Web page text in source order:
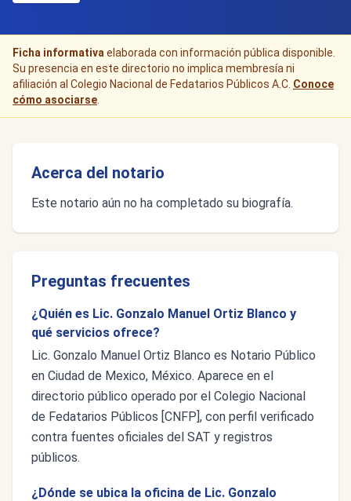
Ficha informativa elaborada con información pública disponible.
Su presencia en este directorio no implica membresía ni
afiliación al Colegio Nacional de Fedatarios Públicos A.C. Conoce
cómo asociarse
Acerca del notario
Este notario aún no ha completado su biografía.
Preguntas frecuentes
¿Quién es Lic. Gonzalo Manuel Ortiz Blanco y
qué servicios ofrece?
Lic. Gonzalo Manuel Ortiz Blanco es Notario Público
en Ciudad de Mexico, México. Aparece en el
directorio público operado por el Colegio Nacional
de Fedatarios Públicos [CNFP], con perfil verificado
contra fuentes oficiales del SAT y registros
públicos.
¿Dónde se ubica la oficina de Lic. Gonzalo